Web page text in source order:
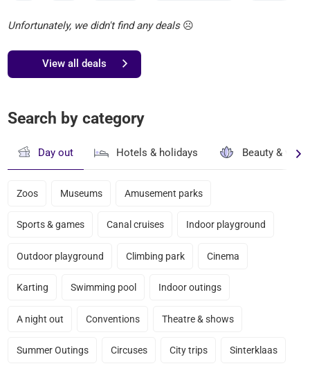
Unfortunately, we didn't find any deals☹️
View all deals
Search by category
Day out Hotels & holidays Beauty &
Zoos Museums Amusement parks
Sports & games Canal cruises Indoor playground
Outdoor playground Climbing park Cinema
Karting Swimming pool Indoor outings
A night out Conventions Theatre & shows
Summer Outings Circuses City trips Sinterklaas